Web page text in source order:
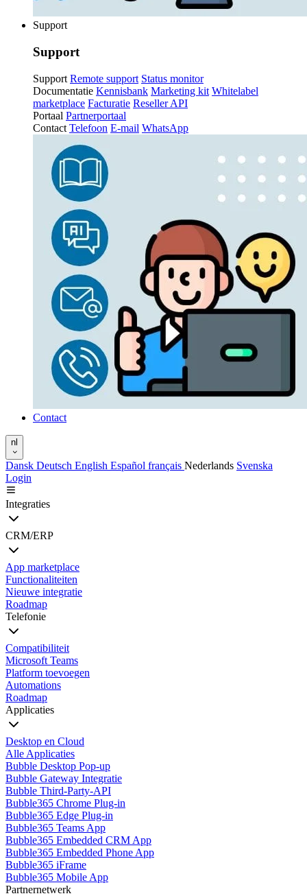
Support
Support
Support Remote support Status monitor
Documentatie Kennisbank Marketing kit Whitelabel
marketplace Facturatie Reseller API
Portaal Partnerportaal
Contact Telefoon E-mail WhatsApp
Contact
nl
Dansk Deutsch English Español français Nederlands Svenska
Login
Integraties
CRM/ERP
App marketplace
Functionaliteiten
Nieuwe integratie
Roadmap
Telefonie
Compatibiliteit
Microsoft Teams
Platform toevoegen
Automations
Roadmap
Applicaties
Desktop en Cloud
Alle Applicaties
Bubble Desktop Pop-up
Bubble Gateway Integratie
Bubble Third-Party-API
Bubble365 Chrome Plug-in
Bubble365 Edge Plug-in
Bubble365 Teams App
Bubble365 Embedded CRM App
Bubble365 Embedded Phone App
Bubble365 iFrame
Bubble365 Mobile App
Partnernetwerk